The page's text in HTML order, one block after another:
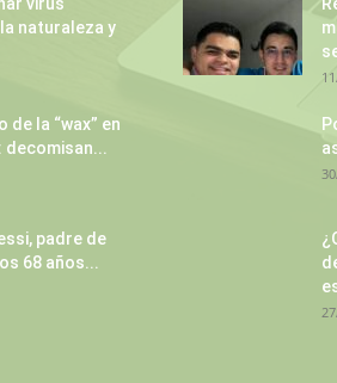
naturaleza y
de la “wax” en
decomisan...
padre de
68 años...